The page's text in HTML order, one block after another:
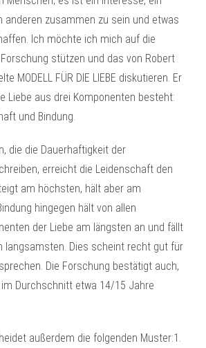
anderen zusammen zu sein und etwas
Ich möchte ich mich auf die
stützen und das von Robert
MODELL FÜR DIE LIEBE diskutieren. Er
Liebe aus drei Komponenten besteht:
und Bindung.
die die Dauerhaftigkeit der
erreicht die Leidenschaft den
am höchsten, hält aber am
hingegen hält von allen
der Liebe am längsten an und fällt
langsamsten. Dies scheint recht gut für
Die Forschung bestätigt auch,
Durchschnitt etwa 14/15 Jahre
außerdem die folgenden Muster:1.